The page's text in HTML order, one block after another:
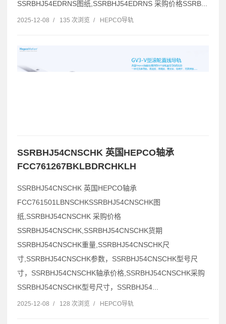
SSRBHJ54EDRNS图纸,SSRBHJ54EDRNS 采购价格SSRB...
2025-12-08 / 135 次浏览 / HEPCO导轨
SSRBHJ54CNSCHK 英国HEPCO轴承
FCC761267BKLBDRCHKLH
SSRBHJ54CNSCHK 英国HEPCO轴承
FCC761501LBNSCHKSSRBHJ54CNSCHK图
纸,SSRBHJ54CNSCHK 采购价格
SSRBHJ54CNSCHK,SSRBHJ54CNSCHK货期
SSRBHJ54CNSCHK重量,SSRBHJ54CNSCHK尺
寸,SSRBHJ54CNSCHK参数，SSRBHJ54CNSCHK型号尺
寸，SSRBHJ54CNSCHK轴承价格,SSRBHJ54CNSCHK采购
SSRBHJ54CNSCHK型号尺寸，SSRBHJ54...
2025-12-08 / 128 次浏览 / HEPCO导轨